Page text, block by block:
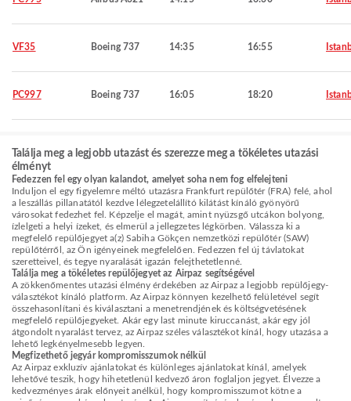
VF35 Boeing 737 14:35 16:55
PC997 Boeing 737 16:05 18:20
Találja meg a legjobb utazást és szerezze meg a tökéletes utazási
élményt
Fedezzen fel egy olyan kalandot, amelyet soha nem fog elfelejteni
Induljon el egy figyelemre méltó utazásra Frankfurt repülőtér (FRA) felé, ahol
a leszállás pillanatától kezdve lélegzetelállító kilátást kínáló gyönyörű
városokat fedezhet fel. Képzelje el magát, amint nyüzsgő utcákon bolyong,
ízlelgeti a helyi ízeket, és elmerül a jellegzetes légkörben. Válassza ki a
megfelelő repülőjegyet a(z) Sabiha Gökçen nemzetközi repülőtér (SAW)
repülőtérről, az Ön igényeinek megfelelően. Fedezzen fel új távlatokat
szeretteivel, és tegye nyaralását igazán felejthetetlenné.
Találja meg a tökéletes repülőjegyet az Airpaz segítségével
A zökkenőmentes utazási élmény érdekében az Airpaz a legjobb repülőjegy-
választékot kínáló platform. Az Airpaz könnyen kezelhető felületével segít
összehasonlítani és kiválasztani a menetrendjének és költségvetésének
megfelelő repülőjegyeket. Akár egy last minute kiruccanást, akár egy jól
átgondolt nyaralást tervez, az Airpaz széles választékot kínál, hogy utazása a
lehető legkényelmesebb legyen.
Megfizethető jegyár kompromisszumok nélkül
Az Airpaz exkluzív ajánlatokat és különleges ajánlatokat kínál, amelyek
lehetővé teszik, hogy hihetetlenül kedvező áron foglaljon jegyet. Élvezze a
kedvezményes árak előnyeit anélkül, hogy kompromisszumot kötne a